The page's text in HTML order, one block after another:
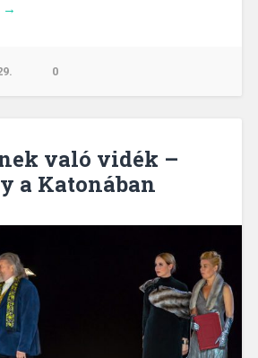
→
0
való vidék –
a Katonában